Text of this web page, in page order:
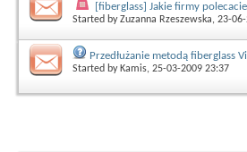
[fiberglass] Jakie firmy polecacie
Started byZuzanna Rzeszewska, 23-
Przedłużanie metodą fiberglass
Started by Kamis, 25-03-2009 23:37